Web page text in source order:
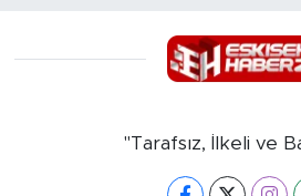
"Tarafsız, İlkeli ve